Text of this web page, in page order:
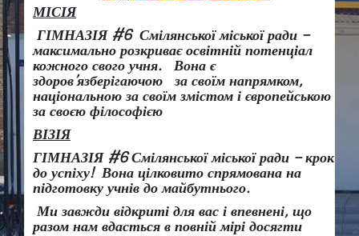
МІСІЯ
ГІМНАЗІЯ #6 Смілянської міської ради –
максимально розкриває освітній потенціал
кожного свого учня.
Вона є
здоров’язберігаючою за своїм напрямком,
національною за своїм змістом і європейською
за своєю філософією
ВІЗІЯ
ГІМНАЗІЯ #6 Смілянської міської ради – крок
до успіху! Вона цілковито спрямована на
підготовку учнів до майбутнього.
Ми завжди відкриті для вас і впевнені, що
разом нам вдасться в повній мірі досягти